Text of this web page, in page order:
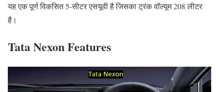
यह एक पूर्ण विकसित 5-सीटर एसयूवी है जिसका ट्रंक वॉल्यूम 208 लीटर
है।
Tata Nexon Features